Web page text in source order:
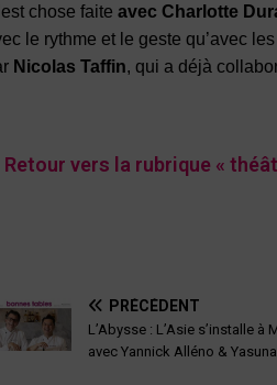
chose faite avec Charlotte
le rythme et le geste qu’avec
Nicolas Taffin, qui a déjà
vers la rubrique «
PRÉCÉDENT
L’Abysse : L’Asie s’installe à
avec Yannick Alléno &